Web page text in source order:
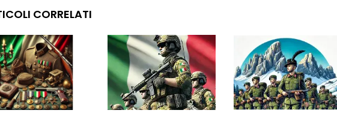
un tocco di
Disponibile in
gamma di colori...
appassionati e per chi
desidera...
Indossalo...
CORRELATI